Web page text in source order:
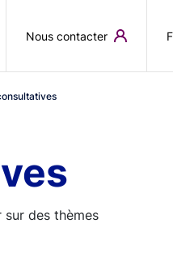
Nous contacter
sur des thèmes